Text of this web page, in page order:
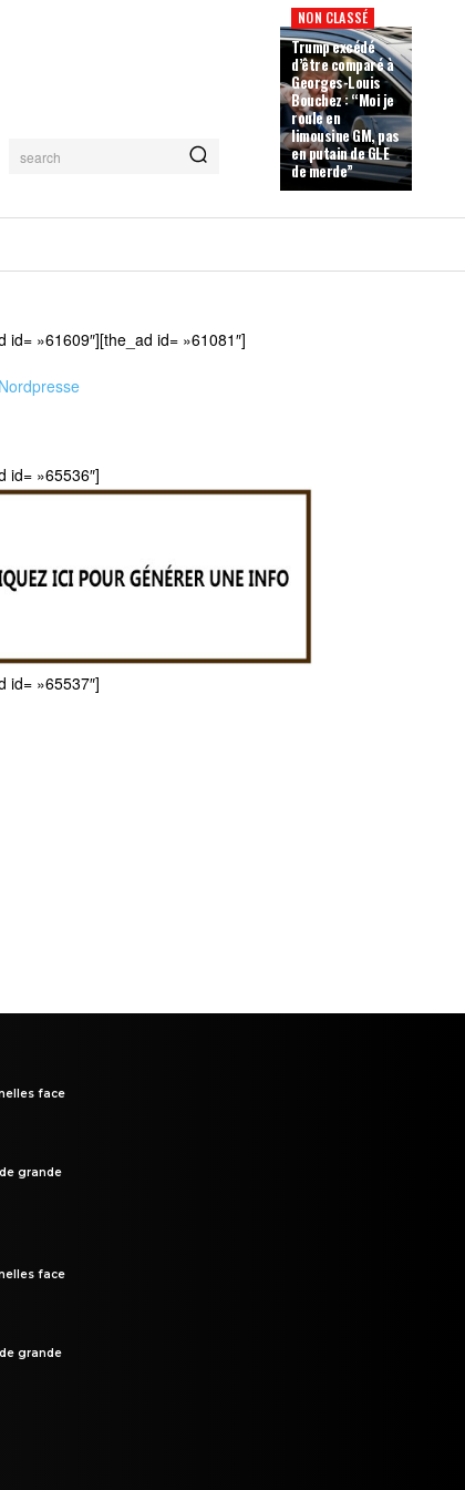
search
NON CLASSÉ
Trump excédé
d’être comparé à
Georges-Louis
Bouchez : “Moi je
roule en
limousine GM, pas
en putain de GLE
de merde”
id= »61609″][the_ad id= »61081″]
Nordpresse
id= »65536″]
id= »65537″]
face
grande
face
grande